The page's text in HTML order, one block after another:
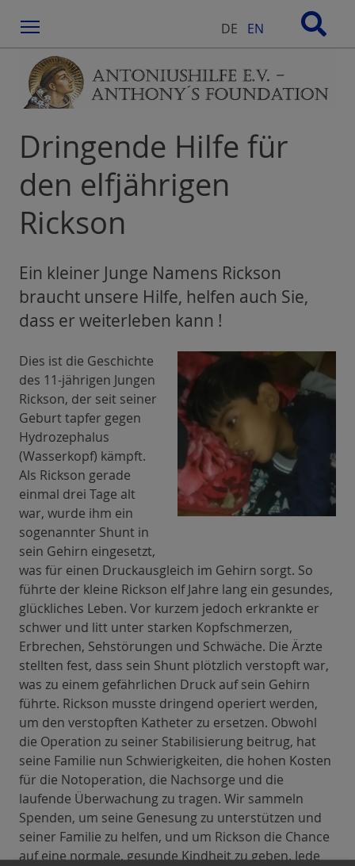
DE EN
Dringende Hilfe für
den elfjährigen
Rickson
Ein kleiner Junge Namens Rickson
braucht unsere Hilfe, helfen auch Sie,
dass er weiterleben kann !
Dies ist die Geschichte
des 11-jährigen Jungen
Rickson, der seit seiner
Geburt tapfer gegen
Hydrozephalus
(Wasserkopf) kämpft.
Als Rickson gerade
einmal drei Tage alt
war, wurde ihm ein
sogenannter Shunt in
sein Gehirn eingesetzt,
was für einen Druckausgleich im Gehirn sorgt. So
führte der kleine Rickson elf Jahre lang ein gesundes,
glückliches Leben. Vor kurzem jedoch erkrankte er
schwer und litt unter starken Kopfschmerzen,
Erbrechen, Sehstörungen und Schwäche. Die Ärzte
stellten fest, dass sein Shunt plötzlich verstopft war,
was zu einem gefährlichen Druck auf sein Gehirn
führte. Rickson musste dringend operiert werden,
um den verstopften Katheter zu ersetzen. Obwohl
die Operation zu seiner Stabilisierung beitrug, hat
seine Familie nun Schwierigkeiten, die hohen Kosten
für die Notoperation, die Nachsorge und die
laufende Überwachung zu tragen. Wir sammeln
Spenden, um seine Genesung zu unterstützen und
seiner Familie zu helfen, und um Rickson die Chance
auf eine normale, gesunde Kindheit zu geben. Jede